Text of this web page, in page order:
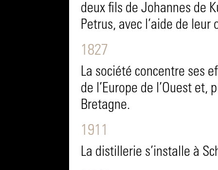
deux fils de Johannes de
Petrus, avec l’aide de leur
1827
La société concentre ses
de l’Europe de l’Ouest
Bretagne.
1911
La distillerie s’installe à